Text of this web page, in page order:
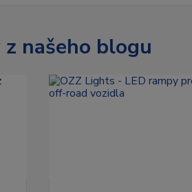
našeho blogu